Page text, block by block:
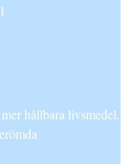
hållbara livsmedel.